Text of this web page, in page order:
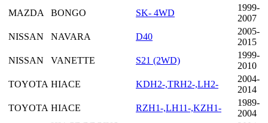
MAZDA
BONGO SK- 4WD
1999-
2007
NISSAN
NAVARA D40
2005-
2015
NISSAN
VANETTE S21 (2WD)
1999-
2010
TOYOTA HIACE KDH2-,TRH2-,LH2-
2004-
2014
TOYOTA HIACE RZH1-,LH11-,KZH1-
1989-
2004